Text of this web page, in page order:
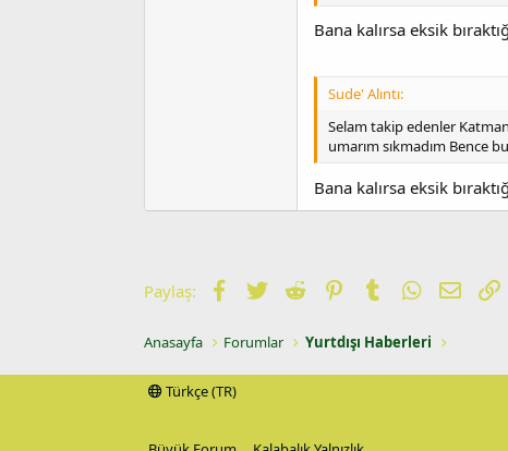
Bana kalırsa eksik
Sude' Alıntı:
Selam takip edenler
umarım sıkmadım Bence
Bana kalırsa eksik
Paylaş: Facebook
TwitterReddit PinterestTumblrWhatsApp
E-posta
Anasayfa Forumlar Yurtdışı Haberleri
Türkçe (TR)